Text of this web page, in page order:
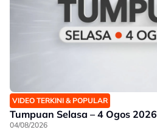
VIDEO TERKINI & POPULAR
Tumpuan Selasa – 4 Ogos 2026
04/08/2026